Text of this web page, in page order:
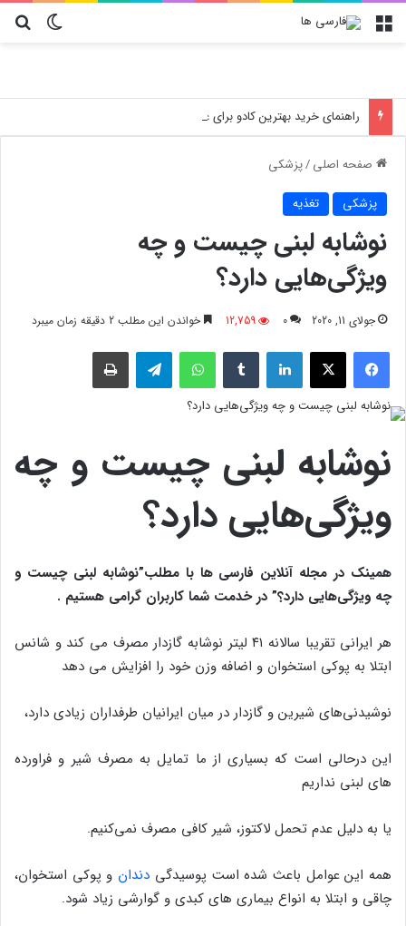
تغییر منو
راهنمای خرید بهترین کادو برای عزیزان؛ چرا کلاه کپ و کیف
صفحه اصلی/پزشکی
پزشکی تغذیه
نوشابه لبنی چیست و چه
ویژگی‌هایی دارد؟
جولای 11, 2020 0
12,759 خواندن این مطلب 2 دقیقه زمان میبرد
فیسبوک لینکدین واتس آپ
نوشابه لبنی چیست و چه
ویژگی‌هایی دارد؟
همینک در مجله آنلاین فارسی ها با مطلب”نوشابه لبنی چیست و
چه ویژگی‌هایی دارد؟” در خدمت شما کاربران گرامی هستیم .
هر ایرانی تقریبا سالانه ۴۱ لیتر نوشابه گازدار مصرف می کند و شانس
ابتلا به پوکی استخوان و اضافه وزن خود را افزایش می دهد
نوشیدنی‌های شیرین و گازدار در میان ایرانیان طرفداران زیادی دارد،
این درحالی است که بسیاری از ما تمایل به مصرف شیر و فراورده
های لبنی نداریم
یا به دلیل عدم تحمل لاکتوز، شیر کافی مصرف نمی‌کنیم.
همه این عوامل باعث شده است پوسیدگی دندان و پوکی استخوان،
چاقی و ابتلا به انواع بیماری های کبدی و گوارشی زیاد شود.